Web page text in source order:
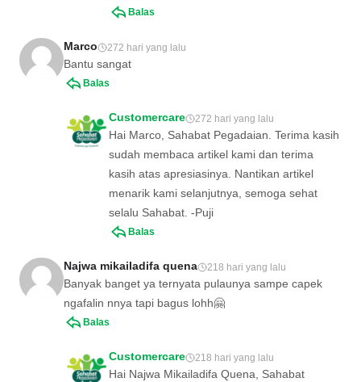
Balas
Marco 272 hari yang lalu
Bantu sangat
Balas
Customercare 272 hari yang lalu
Hai Marco, Sahabat Pegadaian. Terima kasih
sudah membaca artikel kami dan terima
kasih atas apresiasinya. Nantikan artikel
menarik kami selanjutnya, semoga sehat
selalu Sahabat. -Puji
Balas
Najwa mikailadifa quena 218 hari yang lalu
Banyak banget ya ternyata pulaunya sampe capek
ngafalin nnya tapi bagus lohh🤗
Balas
Customercare 218 hari yang lalu
Hai Najwa Mikailadifa Quena, Sahabat